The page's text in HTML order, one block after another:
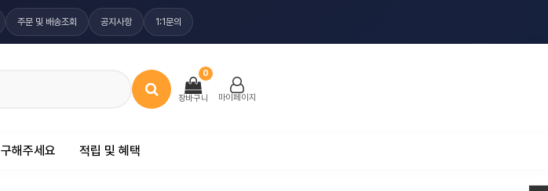
주문 및 배송조회 공지사항 1:1문의
장바구니
0
마이페이지
구해주세요 적립 및 혜택